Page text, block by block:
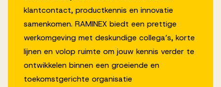
klantcontact, productkennis en innovatie
samenkomen. RAMINEX biedt een prettige
werkomgeving met deskundige collega’s, korte
lijnen en volop ruimte om jouw kennis verder te
ontwikkelen binnen een groeiende en
toekomstgerichte organisatie